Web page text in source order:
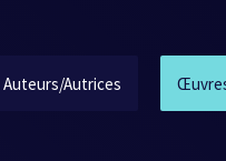
Auteurs/Autrices